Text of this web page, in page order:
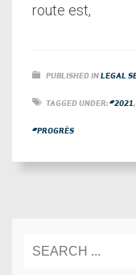
route est,
PUBLISHED INLEGAL
TAGGED UNDER:#2021,
#PROGRÈS